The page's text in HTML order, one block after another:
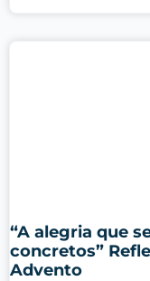
“A alegria que
concretos”
Advento